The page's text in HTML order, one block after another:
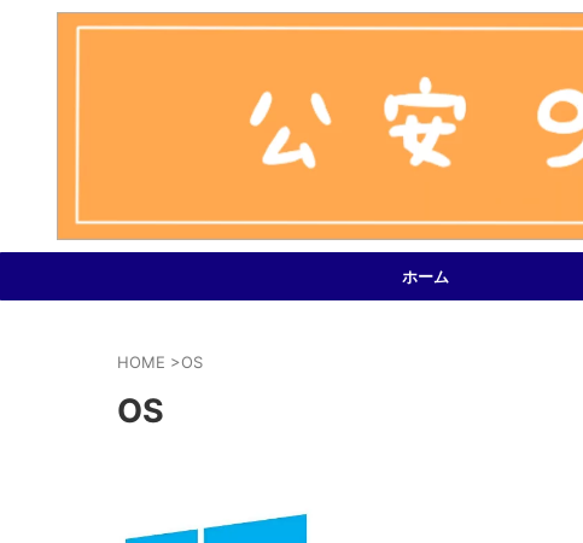
ホーム
HOME >OS
OS